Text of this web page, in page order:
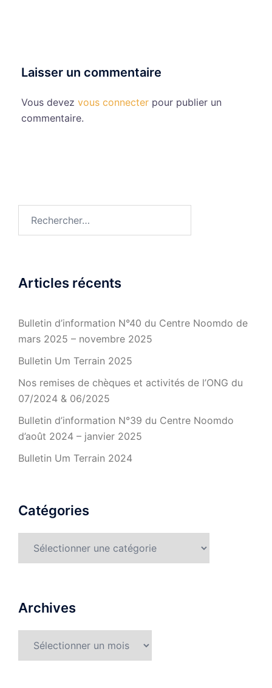
Laisser un commentaire
Vous devez vous connecter pour publier un
commentaire.
Articles récents
Bulletin d’information N°40 du Centre Noomdo de
mars 2025 – novembre 2025
Bulletin Um Terrain 2025
Nos remises de chèques et activités de l’ONG du
07/2024 & 06/2025
Bulletin d’information N°39 du Centre Noomdo
d’août 2024 – janvier 2025
Bulletin Um Terrain 2024
Catégories
Archives